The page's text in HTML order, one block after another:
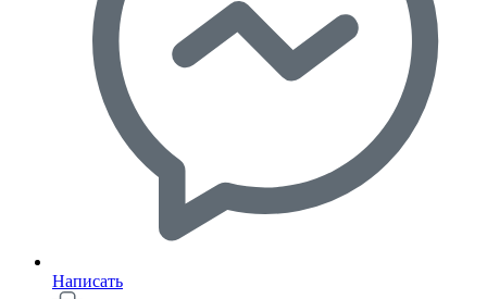
Написать